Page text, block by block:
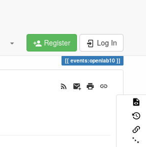
Register Log In
events:openlab10